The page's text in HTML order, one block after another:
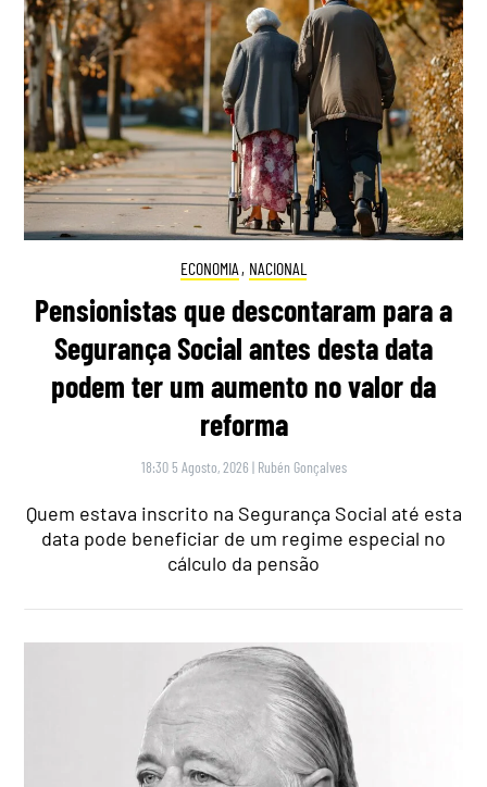
ECONOMIA , NACIONAL
Pensionistas que descontaram para a
Segurança Social antes desta data
podem ter um aumento no valor da
reforma
18:30 5 Agosto, 2026 | Rubén Gonçalves
Quem estava inscrito na Segurança Social até esta
data pode beneficiar de um regime especial no
cálculo da pensão